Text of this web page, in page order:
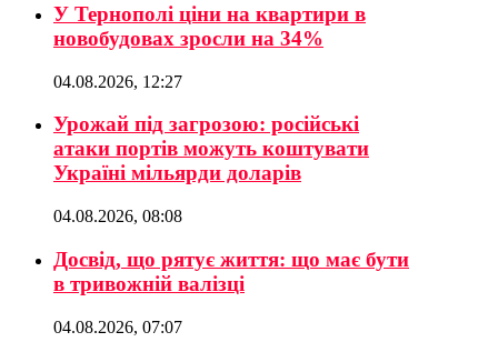
У Тернополі ціни на квартири в
новобудовах зросли на 34%
04.08.2026, 12:27
Урожай під загрозою: російські
атаки портів можуть коштувати
Україні мільярди доларів
04.08.2026, 08:08
Досвід, що рятує життя: що має бути
в тривожній валізці
04.08.2026, 07:07